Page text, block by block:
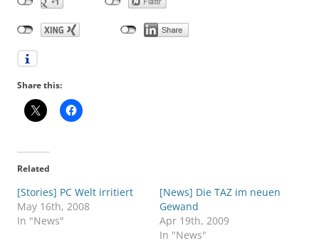
Share this:
Related
[Stories] PC Welt irritiert
May 16th, 2008
In "News"
[News] Die TAZ im neuen
Gewand
Apr 19th, 2009
In "News"